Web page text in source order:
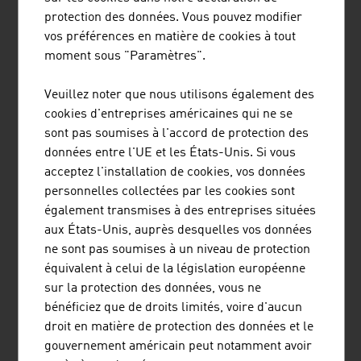
AME INTERNATIONAL GMBH
AME construit des infrastructures révolutionnaires pour
main aux équipements médicaux et aux solutions de
BUSINESS UPPER AUSTRIA - OÖ
WIRTSCHAFTSAGENTUR GMBH
Business Upper Austria est l'agence de promotion
économique du Land de Haute-Autriche.
protection des données. Vous pouvez modifier
vos préférences en matière de cookies à tout
moment sous "Paramètres".
Veuillez noter que nous utilisons également des
cookies d'entreprises américaines qui ne se
sont pas soumises à l'accord de protection des
données entre l'UE et les États-Unis. Si vous
acceptez l'installation de cookies, vos données
personnelles collectées par les cookies sont
également transmises à des entreprises situées
aux États-Unis, auprès desquelles vos données
ne sont pas soumises à un niveau de protection
équivalent à celui de la législation européenne
sur la protection des données, vous ne
bénéficiez que de droits limités, voire d'aucun
droit en matière de protection des données et le
gouvernement américain peut notamment avoir